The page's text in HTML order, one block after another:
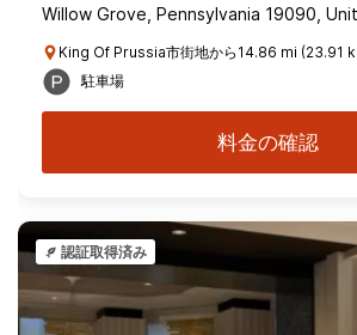
Willow Grove, Pennsylvania 19090,
King Of Prussia市街地から14.86 mi (23.91
駐車場
料金の確認
認証取得済み